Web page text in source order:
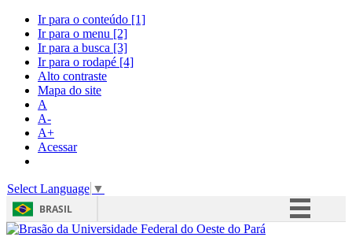
Ir para o conteúdo [1]
Ir para o menu [2]
Ir para a busca [3]
Ir para o rodapé [4]
Alto contraste
Mapa do site
A
A-
A+
Acessar
Select Language ▼
BRASIL
Simplifique!